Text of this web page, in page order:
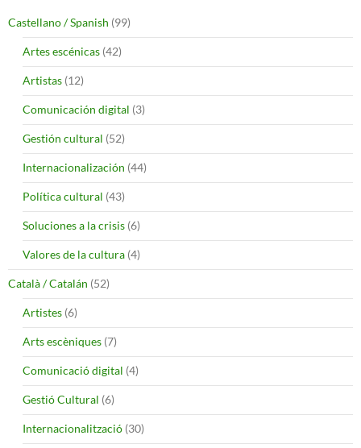
Castellano / Spanish (99)
Artes escénicas (42)
Artistas (12)
Comunicación digital (3)
Gestión cultural (52)
Internacionalización (44)
Política cultural (43)
Soluciones a la crisis (6)
Valores de la cultura (4)
Català / Catalán (52)
Artistes (6)
Arts escèniques (7)
Comunicació digital (4)
Gestió Cultural (6)
Internacionalització (30)